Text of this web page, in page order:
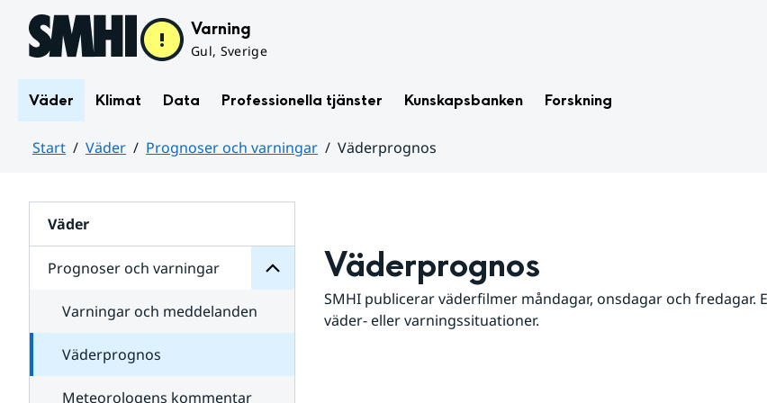
Hoppa till sidans innehåll Varning
Gul, Sverige
Väder Klimat Data Professionella tjänster Kunskapsbanken Forskning
Start Väder Prognoser och varningar
Väderprognos
Väder
Prognoser och varningar
för
varningar
Varningar och meddelanden
Väderprognos
Meteorologens kommentar
Väderprognos
SMHI publicerar väderfilmer måndagar, onsdagar och fredagar.
väder- eller varningssituationer.